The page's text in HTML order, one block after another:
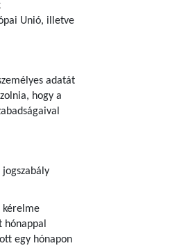
Unió, illetve
adatát
hogy a
kérelme
egy hónapon